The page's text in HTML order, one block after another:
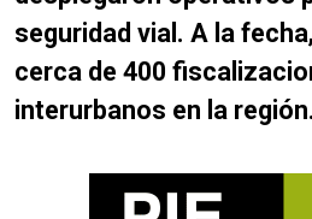
seguridad vial. A la
cerca de 400
interurbanos en la región.